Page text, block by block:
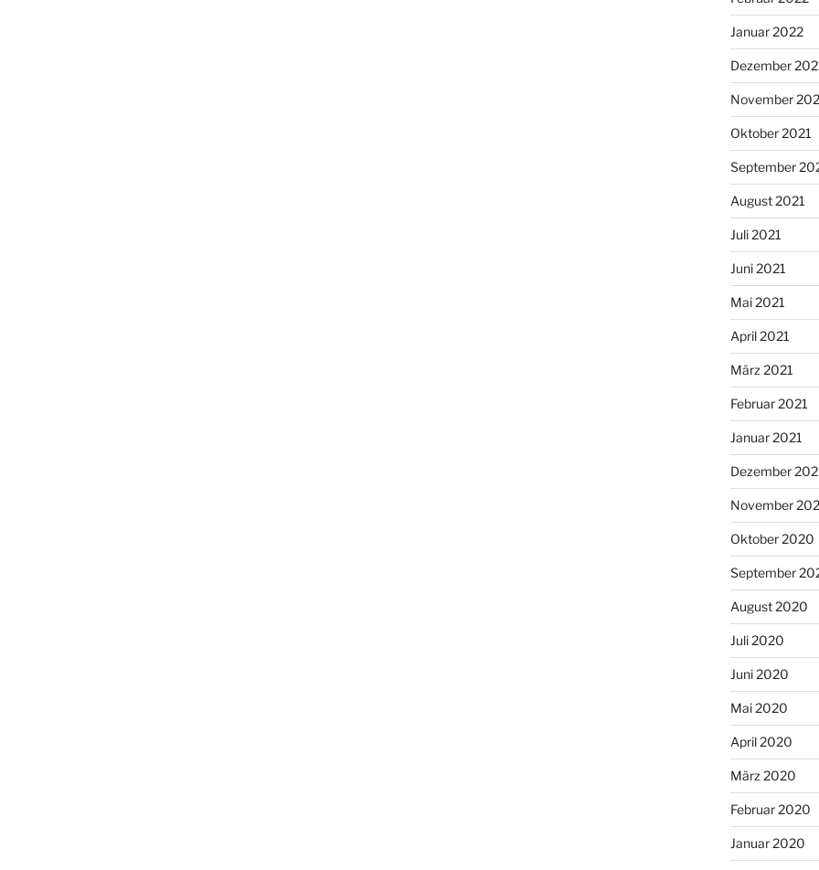
Januar 2022
Dezember
November
Oktober 2021
September
August 2021
Juli 2021
Juni 2021
Mai 2021
April 2021
März 2021
Februar 2021
Januar 2021
Dezember
November
Oktober 2020
September
August 2020
Juli 2020
Juni 2020
Mai 2020
April 2020
März 2020
Februar 2020
Januar 2020